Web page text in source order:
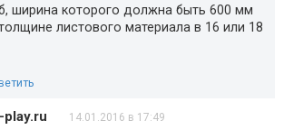
ширина которого должна быть 600 мм
листового материала в 16 или 18
14.01.2016 в 17:49